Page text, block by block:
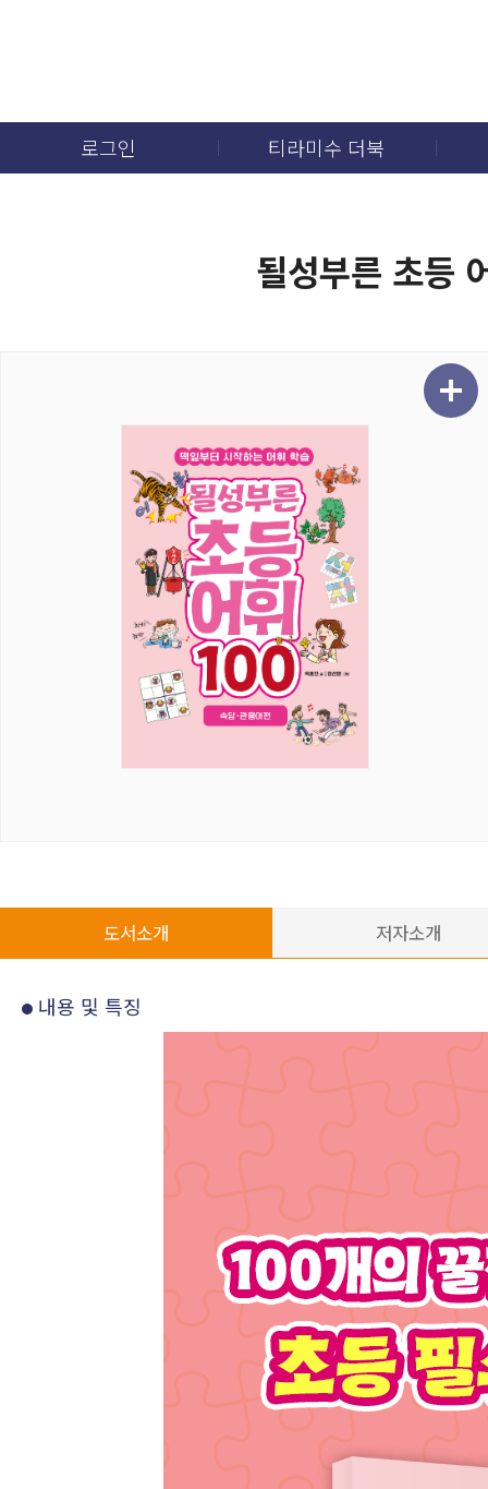
로그인 티라미수 더북
될성부른 초등
도서소개 저자소개
내용 및 특징